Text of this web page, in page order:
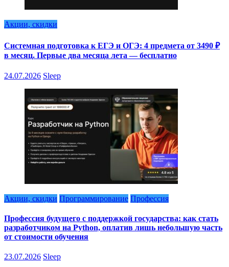
Акции, скидки
Системная подготовка к ЕГЭ и ОГЭ: 4 предмета от 3490 ₽
в месяц. Первые два месяца лета — бесплатно
24.07.2026 Sleep
Акции, скидки Программирование Профессия
Профессия будущего с поддержкой государства: как стать
разработчиком на Python, оплатив лишь небольшую часть
от стоимости обучения
23.07.2026 Sleep